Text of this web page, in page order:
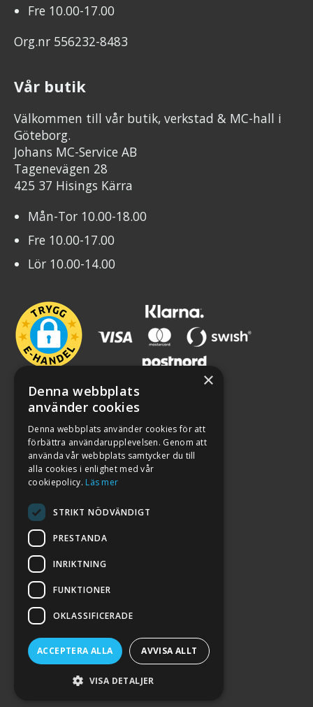
Fre 10.00-17.00
Org.nr 556232-8483
Vår butik
Välkommen till vår butik, verkstad & MC-hall i
Göteborg.
Johans MC-Service AB
Tagenevägen 28
425 37 Hisings Kärra
Mån-Tor 10.00-18.00
Fre 10.00-17.00
Lör 10.00-14.00
2026. ALL RIGHTS RESERVED.
POWERED BY EMPORI CMS
×
Denna webbplats
använder cookies
Denna webbplats använder cookies för att
förbättra användarupplevelsen. Genom att
använda vår webbplats samtycker du till
alla cookies i enlighet med vår
cookiepolicy. Läs mer
STRIKT NÖDVÄNDIGT
PRESTANDA
INRIKTNING
FUNKTIONER
OKLASSIFICERADE
ACCEPTERA ALLA AVVISA ALLT
VISA DETALJER